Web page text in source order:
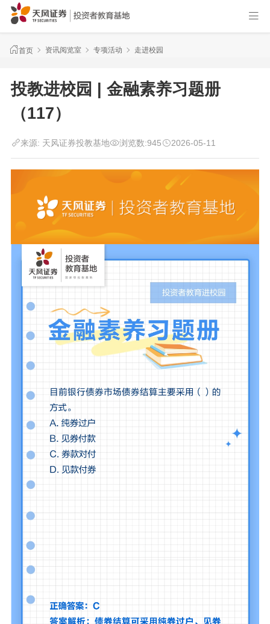
首页 资讯阅览室 专项活动 走进校园
投教进校园 | 金融素养习题册
（117）
来源: 天风证券投教基地 浏览数:945 2026-05-11